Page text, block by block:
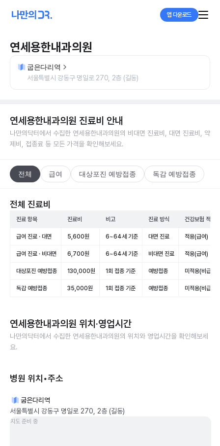
앱 다운로드
연세용한내과의원
굽은다리역
서울특별시 강동구 명일로 270, 2층 (길동)
연세용한내과의원 진료비 안내
나만의닥터에서 수집한 연세용한내과의원의 비대면 진료비, 대면 진료비, 약
제비, 접종료 등 모든 가격을 확인해보세요.
전체 급여 대상포진 예방접종 독감 예방접종
전체 진료비
진료 항목 진료비 비고 진료 방식 건강보험 적용
급여 진료 · 대면 5,600원 6~64세 기준 대면 진료 적용(급여)
급여 진료 · 비대면 6,700원 6~64세 기준 비대면 진료 적용(급여)
대상포진 예방접종 130,000원 1회 접종 기준 예방접종 미적용(비급여)
독감 예방접종 35,000원 1회 접종 기준 예방접종 미적용(비급여)
연세용한내과의원 위치·영업시간
나만의닥터에서 수집한 연세용한내과의원의 위치와 영업시간을 확인해보세
요.
병원 위치•주소
굽은다리역
서울특별시 강동구 명일로 270, 2층 (길동)
지도 준비 중